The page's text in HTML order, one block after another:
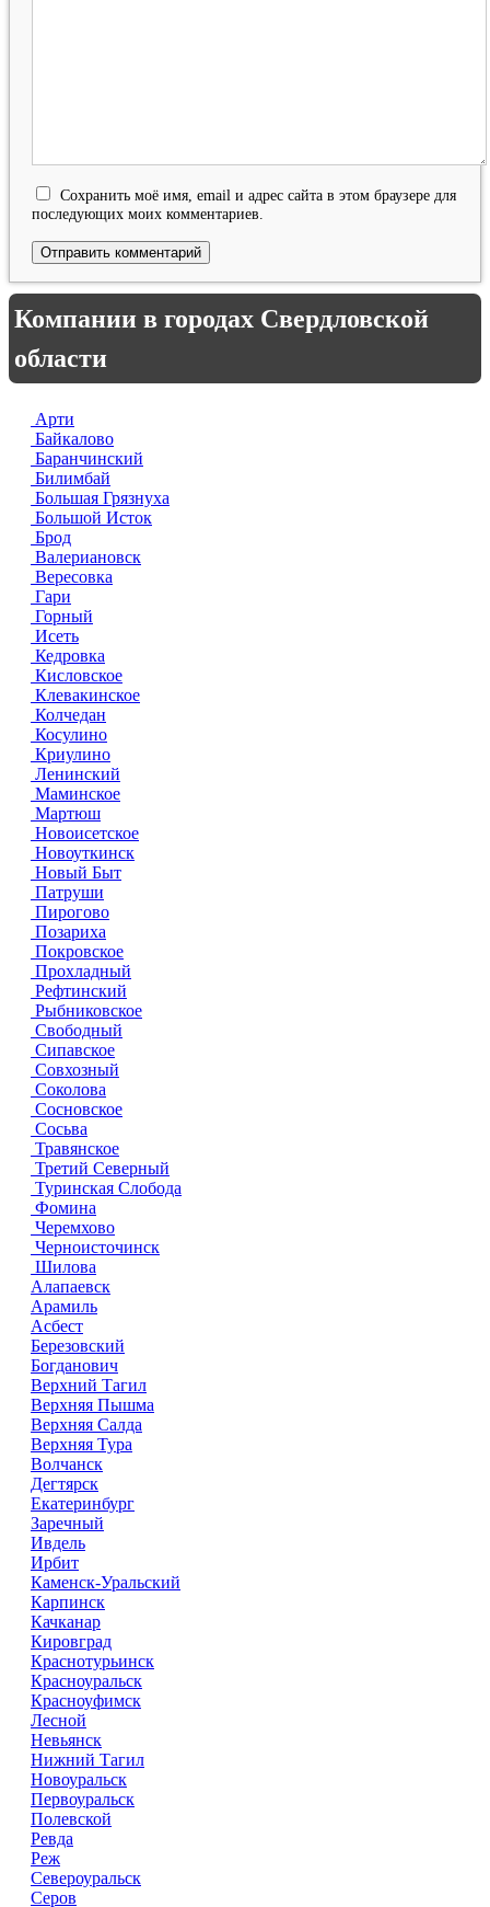
Сохранить моё имя, email и адрес сайта в этом браузере для
последующих моих комментариев.
Компании в городах Свердловской
области
Арти
Байкалово
Баранчинский
Билимбай
Большая Грязнуха
Большой Исток
Брод
Валериановск
Вересовка
Гари
Горный
Исеть
Кедровка
Кисловское
Клевакинское
Колчедан
Косулино
Криулино
Ленинский
Маминское
Мартюш
Новоисетское
Новоуткинск
Новый Быт
Патруши
Пирогово
Позариха
Покровское
Прохладный
Рефтинский
Рыбниковское
Свободный
Сипавское
Совхозный
Соколова
Сосновское
Сосьва
Травянское
Третий Северный
Туринская Слобода
Фомина
Черемхово
Черноисточинск
Шилова
Алапаевск
Арамиль
Асбест
Березовский
Богданович
Верхний Тагил
Верхняя Пышма
Верхняя Салда
Верхняя Тура
Волчанск
Дегтярск
Екатеринбург
Заречный
Ивдель
Ирбит
Каменск-Уральский
Карпинск
Качканар
Кировград
Краснотурьинск
Красноуральск
Красноуфимск
Лесной
Невьянск
Нижний Тагил
Новоуральск
Первоуральск
Полевской
Ревда
Реж
Североуральск
Серов